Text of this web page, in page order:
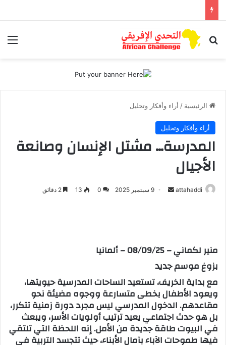
بحث عن
الرئيسية / أراء وأفكار وتحليل
أراء وأفكار وتحليل
المدرسة… مشتل الإنسان وصانعة
الأجيال
attahaddi
ر
ا
إ
9 سبتمبر 2025 0
13
منير لكماني – 08/09/25 – ألمانيا
بزوغ موسم جديد
مع بداية الخريف، تستعيد الساحات المدرسية حيويتها،
ويعود الأطفال بخطى متسارعة ووجوه مضيئة نحو
مقاعدهم. الدخول المدرسي ليس مجرد دورة زمنية تتكرر،
بل هو حدث اجتماعي يعيد ترتيب أولويات الأسر، ويبعث
في البيوت طاقة جديدة من الأمل. إنه اللحظة التي تلتقي
فيها طموحات الآباء بآمال الأبناء، حيث تتجسد التربية في